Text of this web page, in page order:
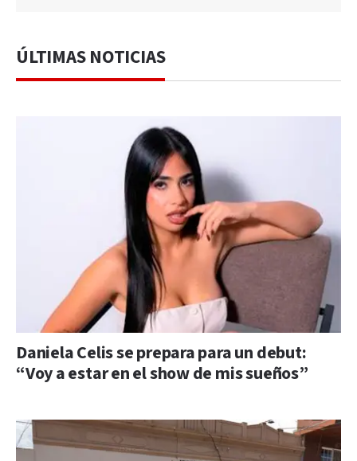
ÚLTIMAS NOTICIAS
Daniela Celis se prepara para un debut:
“Voy a estar en el show de mis sueños”